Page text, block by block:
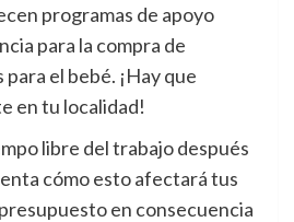
programas de apoyo
para la compra de
el bebé. ¡Hay que
en tu localidad!
libre del trabajo después
cómo esto afectará tus
en consecuencia